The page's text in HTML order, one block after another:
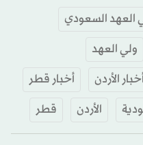
العهد السعودي
ولي العهد
الأردن
أخبار قطر
الأردن قطر